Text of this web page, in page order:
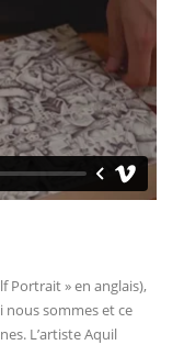
Portrait » en anglais),
nous sommes et ce
L’artiste Aquil